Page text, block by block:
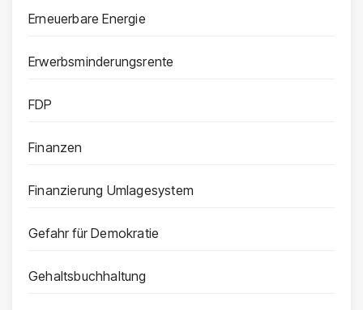
Erneuerbare Energie
Erwerbsminderungsrente
FDP
Finanzen
Finanzierung Umlagesystem
Gefahr für Demokratie
Gehaltsbuchhaltung